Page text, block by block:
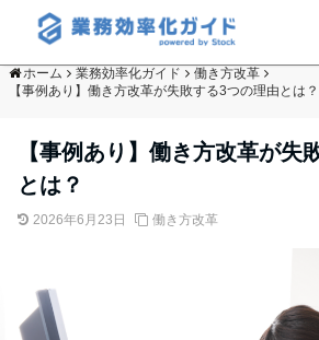
ホーム 業務効率化ガイド
働き方改革
【事例あり】働き方改革が失敗する3つの理由とは？
【事例あり】働き方改革が失
とは？
2026年6月23日 働き方改革